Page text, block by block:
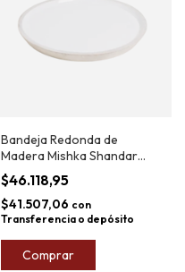
Bandeja Redonda de
Madera Mishka Shandar
30cm
$46.118,95
$41.507,06 con
Transferencia o depósito
Comprar